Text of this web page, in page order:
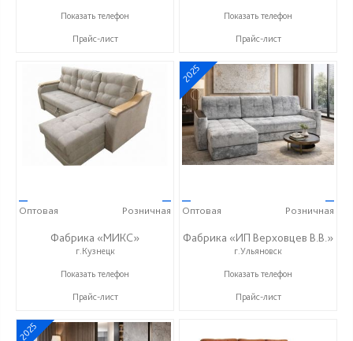
+7 (937) 423-36-37
Показать телефон
Прайс-лист
+7 (937) 423-36-37
Показать телефон
Прайс-лист
—
Оптовая
—
Розничная
Фабрика «МИКС»
г.Кузнецк
+7 (937) 423-36-37
Показать телефон
Прайс-лист
2025
—
Оптовая
—
Розничная
Фабрика «ИП Верховцев В.В.»
г.Ульяновск
8-987-637-27-82
Показать телефон
Прайс-лист
2025